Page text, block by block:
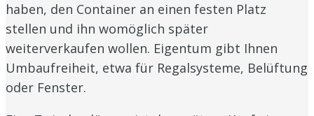
haben, den Container an einen festen Platz
stellen und ihn womöglich später
weiterverkaufen wollen. Eigentum gibt Ihnen
Umbaufreiheit, etwa für Regalsysteme, Belüftung
oder Fenster.